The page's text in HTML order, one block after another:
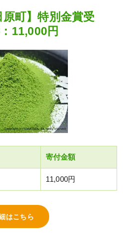
原町】特別金賞受
11,000円
寄付金額
11,000円
はこちら